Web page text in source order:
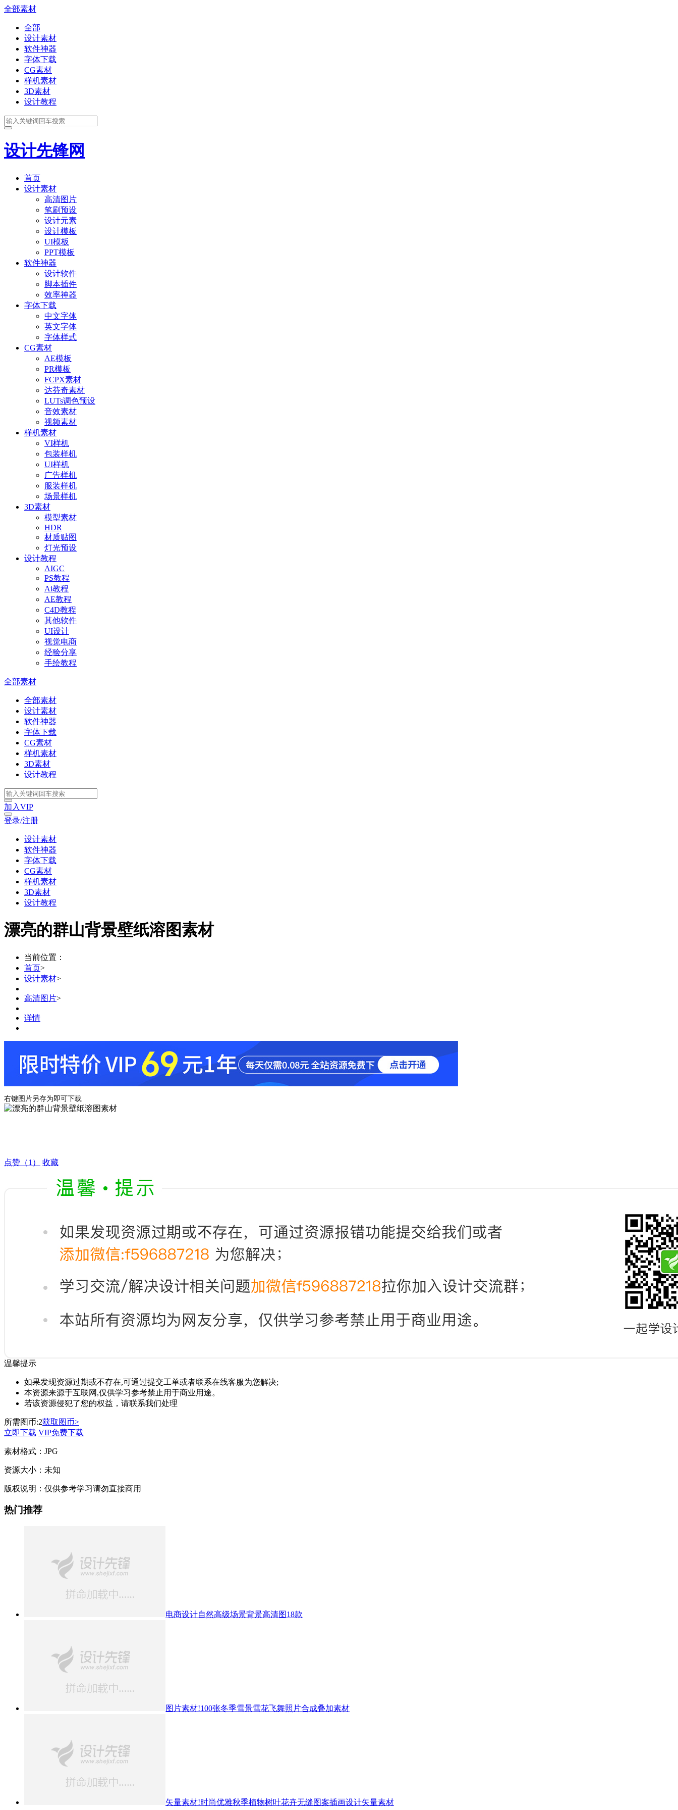
全部素材
全部
设计素材
软件神器
字体下载
CG素材
样机素材
3D素材
设计教程
设计先锋网
首页
设计素材
高清图片
笔刷预设
设计元素
设计模板
UI模板
PPT模板
软件神器
设计软件
脚本插件
效率神器
字体下载
中文字体
英文字体
字体样式
CG素材
AE模板
PR模板
FCPX素材
达芬奇素材
LUTs调色预设
音效素材
视频素材
样机素材
VI样机
包装样机
UI样机
广告样机
服装样机
场景样机
3D素材
模型素材
HDR
材质贴图
灯光预设
设计教程
AIGC
PS教程
Ai教程
AE教程
C4D教程
其他软件
UI设计
视觉电商
经验分享
手绘教程
全部素材
全部素材
设计素材
软件神器
字体下载
CG素材
样机素材
3D素材
设计教程
加入VIP
登录/注册
设计素材
软件神器
字体下载
CG素材
样机素材
3D素材
设计教程
漂亮的群山背景壁纸溶图素材
当前位置：
首页>
设计素材>
高清图片>
详情
右键图片另存为即可下载
点赞 （1） 收藏
温馨提示
如果发现资源过期或不存在,可通过提交工单或者联系在线客服为您解决;
本资源来源于互联网,仅供学习参考禁止用于商业用途。
若该资源侵犯了您的权益，请联系我们处理
所需图币:2获取图币>
立即下载 VIP免费下载
素材格式： JPG
资源大小： 未知
版权说明： 仅供参考学习请勿直接商用
热门推荐
电商设计自然高级场景背景高清图18款
图片素材!100张冬季雪景雪花飞舞照片合成叠加素材
矢量素材!时尚优雅秋季植物树叶花卉无缝图案插画设计矢量素材